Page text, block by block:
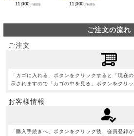
11,000円(税別)
11,000 円(税別)
ご注文の流れ
ご注文
「カゴに入れる」ボタンをクリックすると「現在
示されますので「カゴの中を見る」ボタンをクリッ
お客様情報
「購入手続きへ」ボタンをクリック後、会員登録